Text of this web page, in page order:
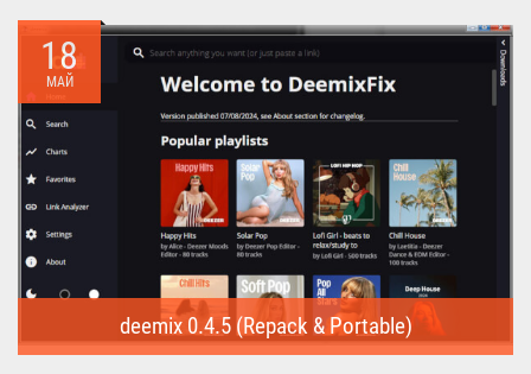
предназначена для...
18
МАЙ
deemix 0.4.5 (Repack & Portable)